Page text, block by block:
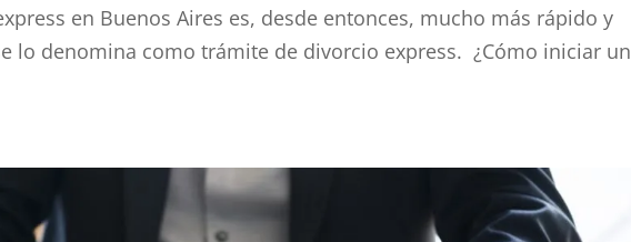
en Buenos Aires es, desde entonces, mucho más rápido y
lo denomina como trámite de divorcio express. ¿Cómo iniciar un